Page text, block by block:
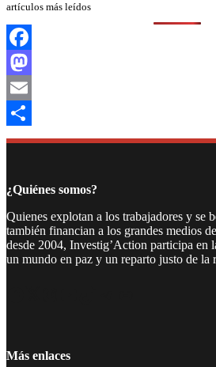
artículos más leídos
Facebook
Mastodon
Email
Compartir
¿Quiénes somos?
Quienes explotan a los trabajadores y se
también financian a los grandes medios
desde 2004, Investig’Action participa en
un mundo en paz y un reparto justo de la
Más enlaces